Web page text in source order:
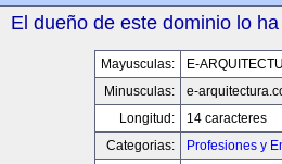
El dueño de este dominio lo
Mayusculas:
E-
Minusculas:
e-
Longitud:
14 caracteres
Categorias:
Profesiones y